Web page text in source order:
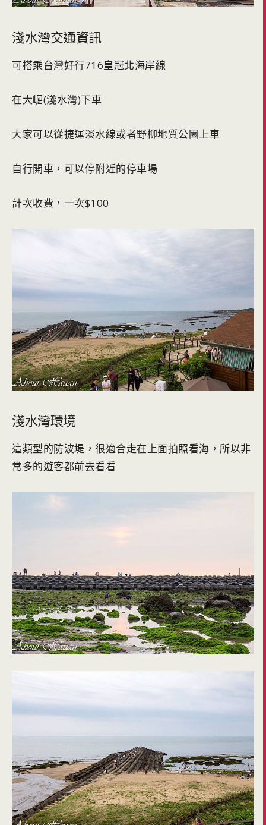
淺水灣交通資訊
可搭乘台灣好行716皇冠北海岸線
在大崛(淺水灣)下車
大家可以從捷運淡水線或者野柳地質公園上車
自行開車，可以停附近的停車場
計次收費，一次$100
淺水灣環境
這類型的防波堤，很適合走在上面拍照看海，所以非
常多的遊客都前去看看